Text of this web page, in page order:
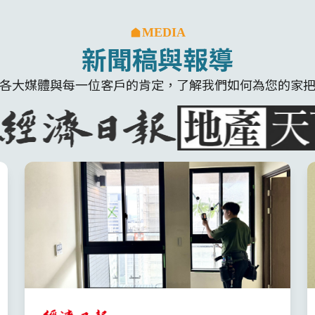
MEDIA
新聞稿與報導
大媒體與每一位客戶的肯定，了解我們如何為您的家